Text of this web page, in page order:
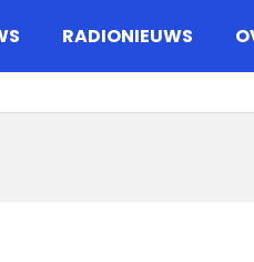
RADIONIEUWS